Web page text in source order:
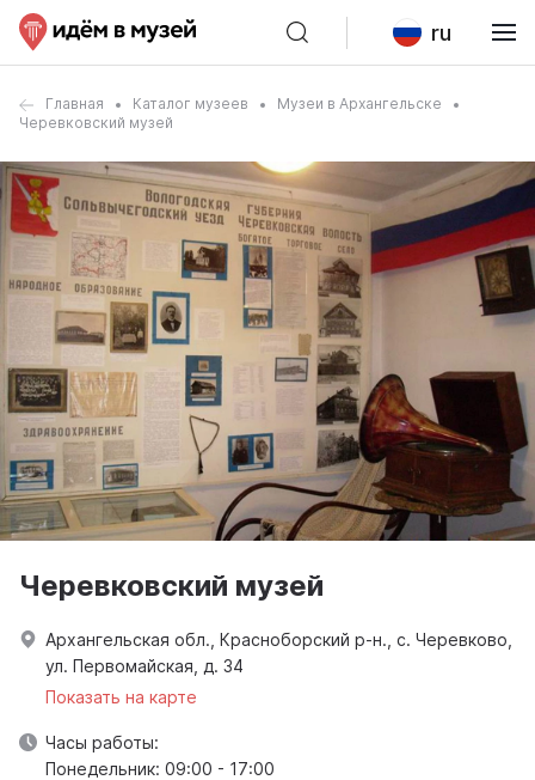
ru
Главная Каталог музеев
Музеи в Архангельске
Черевковский музей
Черевковский музей
Архангельская обл., Красноборский р-н., с. Черевково,
ул. Первомайская, д. 34
Показать на карте
Часы работы:
Понедельник: 09:00 - 17:00